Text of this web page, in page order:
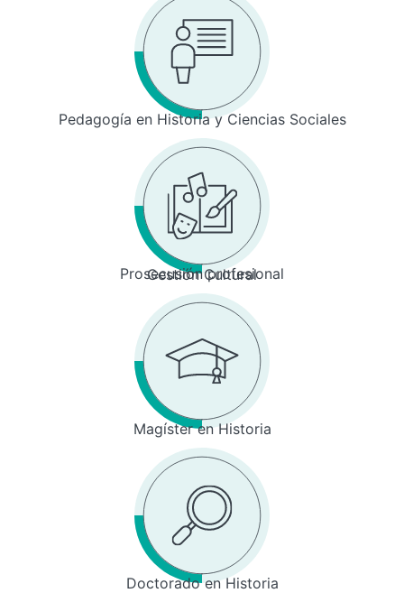
Pedagogía en Historia y Ciencias Sociales
Prosecusión profesional
Gestión Cultural
Magíster en Historia
Doctorado en Historia